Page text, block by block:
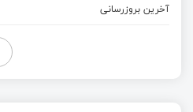
آخرین بروزرسانی